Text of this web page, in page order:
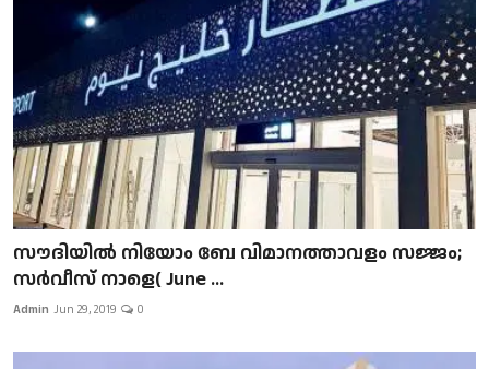
സൗദിയിൽ നിയോം ബേ വിമാനത്താവളം സജ്ജം;
സർവീസ് നാളെ( June ...
Admin Jun 29, 2019 0